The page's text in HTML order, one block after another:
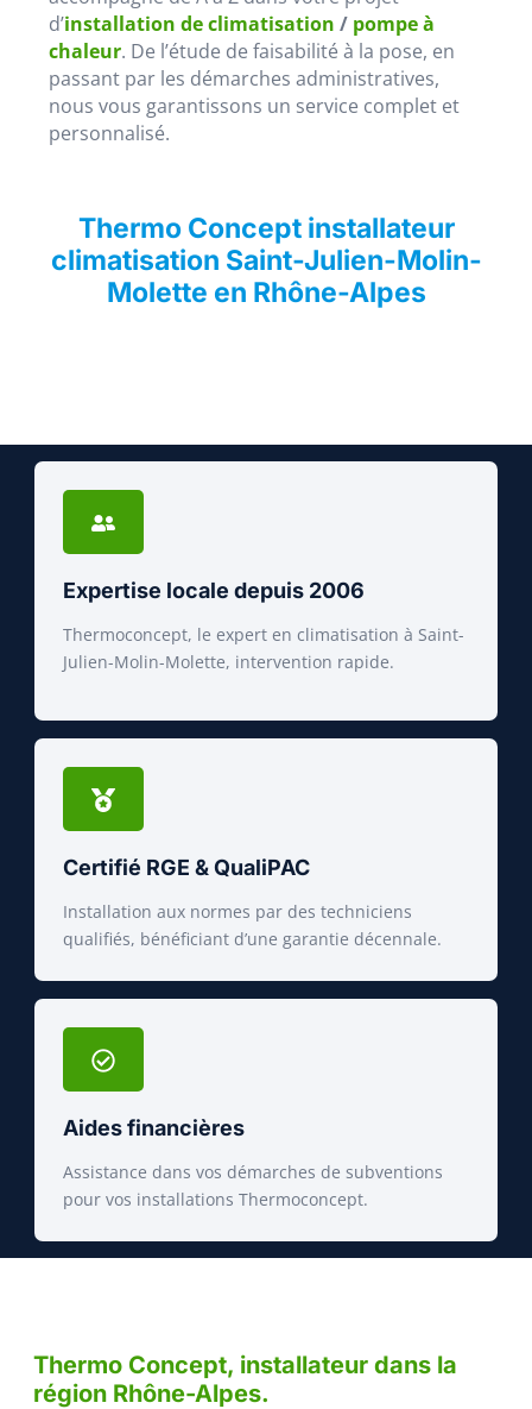
d’installation de climatisation / pompe à
chaleur. De l’étude de faisabilité à la pose, en
passant par les démarches administratives,
nous vous garantissons un service complet et
personnalisé.
Thermo Concept installateur
climatisation Saint-Julien-Molin-
Molette en Rhône-Alpes
Expertise locale depuis 2006
Thermoconcept, le expert en climatisation à Saint-
Julien-Molin-Molette, intervention rapide.
Certifié RGE & QualiPAC
Installation aux normes par des techniciens
qualifiés, bénéficiant d’une garantie décennale.
Aides financières
Assistance dans vos démarches de subventions
pour vos installations Thermoconcept.
Thermo Concept, installateur dans la
région Rhône-Alpes.